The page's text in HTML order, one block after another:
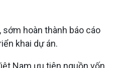
sớm hoàn thành báo cáo
khai dự án.
Nam ưu tiên nguồn vốn